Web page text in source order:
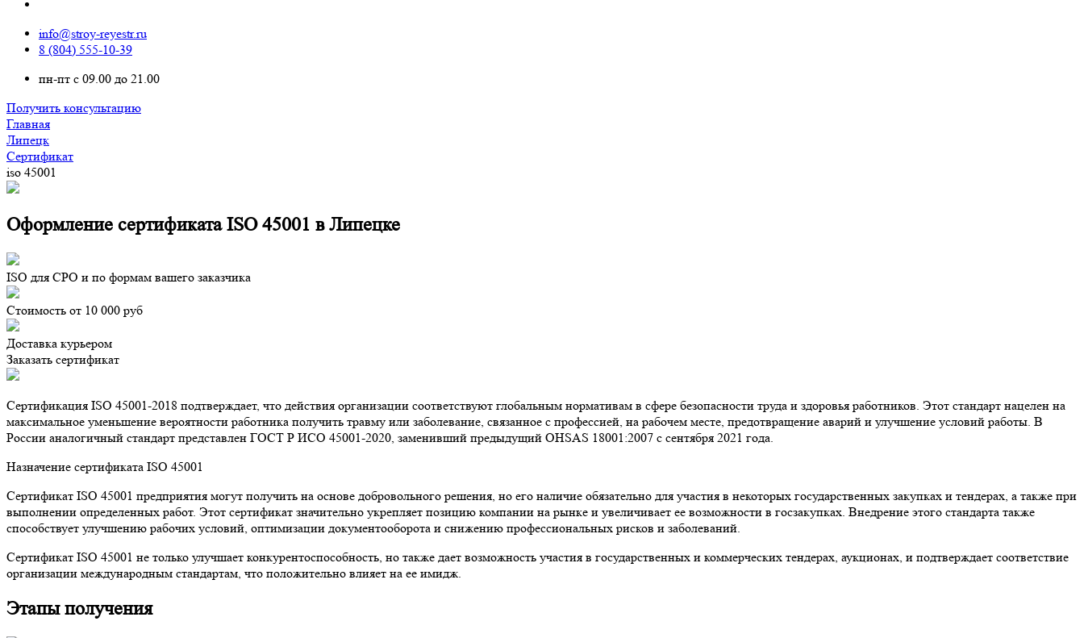
info@stroy-reyestr.ru
8 (804) 555-10-39
пн-пт с 09.00 до 21.00
Получить консультацию
Главная
Липецк
Сертификат
iso 45001
Оформление сертификата ISO 45001 в Липецке
ISO для СРО и по формам вашего заказчика
Стоимость от 10 000 руб
Доставка курьером
Заказать сертификат
Сертификация ISO 45001-2018 подтверждает, что действия организации соответствуют глобальным нормативам в сфере безопасности труда и здоровья работников. Этот стандарт нацелен на
максимальное уменьшение вероятности работника получить травму или заболевание, связанное с профессией, на рабочем месте, предотвращение аварий и улучшение условий работы. В
России аналогичный стандарт представлен ГОСТ Р ИСО 45001-2020, заменивший предыдущий OHSAS 18001:2007 с сентября 2021 года.
Назначение сертификата ISO 45001
Сертификат ISO 45001 предприятия могут получить на основе добровольного решения, но его наличие обязательно для участия в некоторых государственных закупках и тендерах, а также при
выполнении определенных работ. Этот сертификат значительно укрепляет позицию компании на рынке и увеличивает ее возможности в госзакупках. Внедрение этого стандарта также
способствует улучшению рабочих условий, оптимизации документооборота и снижению профессиональных рисков и заболеваний.
Сертификат ISO 45001 не только улучшает конкурентоспособность, но также дает возможность участия в государственных и коммерческих тендерах, аукционах, и подтверждает соответствие
организации международным стандартам, что положительно влияет на ее имидж.
Этапы получения